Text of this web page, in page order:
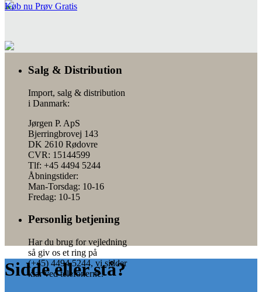
Sidde eller stå?
Køb nu Prøv Gratis
Salg & Distribution
Import, salg & distribution
i Danmark:
Jørgen P. ApS
Bjerringbrovej 143
DK 2610 Rødovre
CVR: 15144599
Tlf: +45 4494 5244
Åbningstider:
Man-Torsdag: 10-16
Fredag: 10-15
Personlig betjening
Har du brug for vejledning
så giv os et ring på
(+45) 4494 5244, vi sidder
klar ved telefonerne.